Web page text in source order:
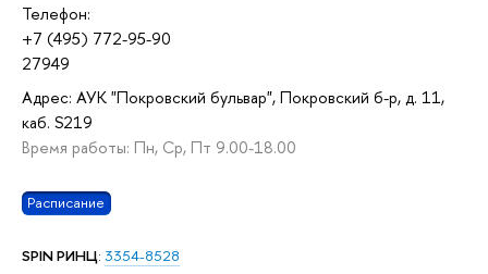
Телефон:
+7 (495) 772-95-90
27949
Адрес: АУК "Покровский бульвар", Покровский б-р, д. 11,
каб. S219
Время работы: Пн, Ср, Пт 9.00-18.00
Расписание
SPIN РИНЦ: 3354-8528